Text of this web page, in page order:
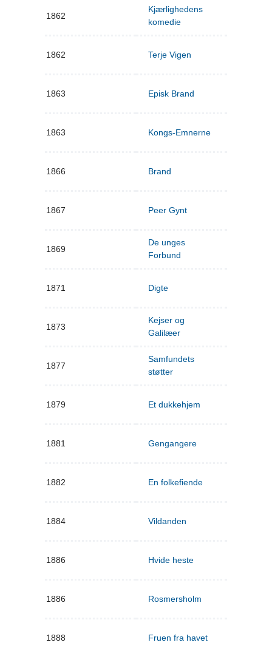
1862
Kjærlighedens
komedie
1862 Terje Vigen
1863 Episk Brand
1863 Kongs-Emnerne
1866 Brand
1867 Peer Gynt
1869
De unges
Forbund
1871 Digte
1873
Kejser og
Galilæer
1877
Samfundets
støtter
1879 Et dukkehjem
1881 Gengangere
1882 En folkefiende
1884 Vildanden
1886 Hvide heste
1886 Rosmersholm
1888 Fruen fra havet